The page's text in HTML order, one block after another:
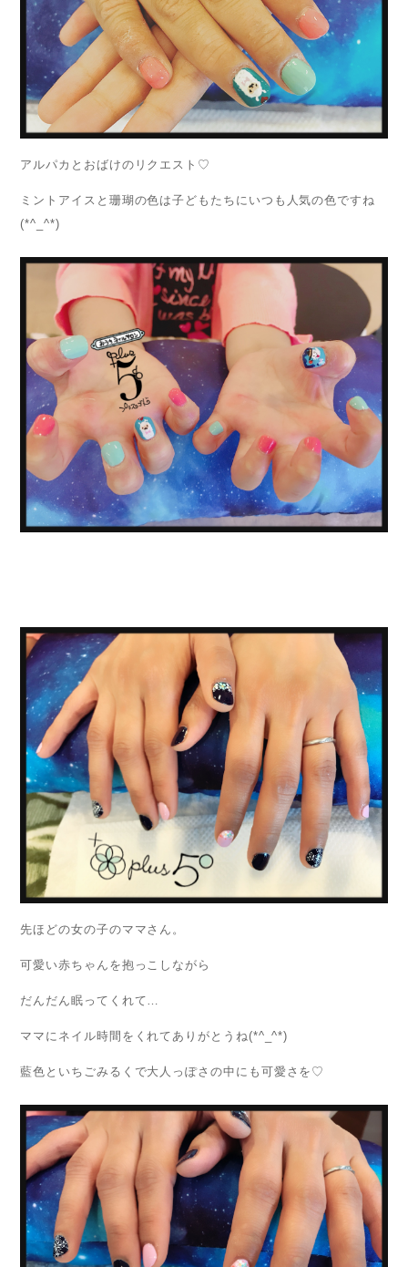
アルパカとおばけのリクエスト♡
ミントアイスと珊瑚の色は子どもたちにいつも人気の色ですね
(*^_^*)
先ほどの女の子のママさん。
可愛い赤ちゃんを抱っこしながら
だんだん眠ってくれて…
ママにネイル時間をくれてありがとうね(*^_^*)
藍色といちごみるくで大人っぽさの中にも可愛さを♡